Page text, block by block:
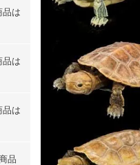
品は
品は
品は
品